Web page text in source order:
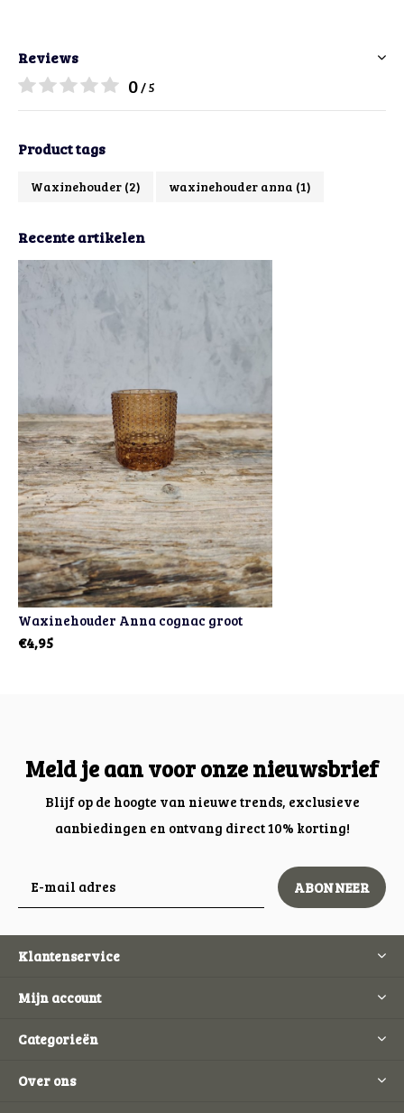
Reviews
0/ 5
Product tags
Waxinehouder (2) waxinehouder anna (1)
Recente artikelen
Waxinehouder Anna cognac groot
€4,95
Meld je aan voor onze nieuwsbrief
Blijf op de hoogte van nieuwe trends, exclusieve
aanbiedingen en ontvang direct 10% korting!
ABONNEER
Klantenservice
Mijn account
Categorieën
Over ons